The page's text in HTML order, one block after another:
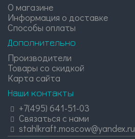
О магазине
Информация о доставке
Способы оплаты
Дополнительно
Производители
Товары со скидкой
Карта сайта
Наши контакты
+7(495) 641-51-03
Связаться с нами
stahlkraft.moscow@yandex.ru